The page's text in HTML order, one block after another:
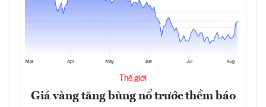
Thế giới
Giá vàng tăng bùng nổ trước thềm báo